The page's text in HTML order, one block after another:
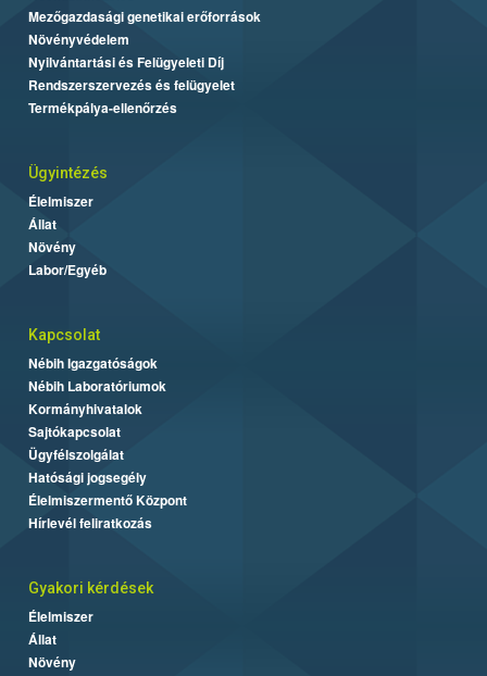
Mezőgazdasági genetikai erőforrások
Növényvédelem
Nyilvántartási és Felügyeleti Díj
Rendszerszervezés és felügyelet
Termékpálya-ellenőrzés
Ügyintézés
Élelmiszer
Állat
Növény
Labor/Egyéb
Kapcsolat
Nébih Igazgatóságok
Nébih Laboratóriumok
Kormányhivatalok
Sajtókapcsolat
Ügyfélszolgálat
Hatósági jogsegély
Élelmiszermentő Központ
Hírlevél feliratkozás
Gyakori kérdések
Élelmiszer
Állat
Növény